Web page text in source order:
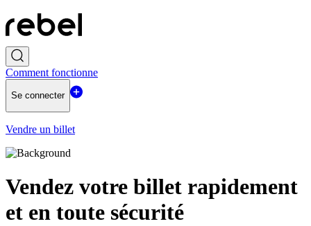
Comment fonctionne
Se connecter
Vendre un billet
Vendez votre billet rapidement
et en toute sécurité